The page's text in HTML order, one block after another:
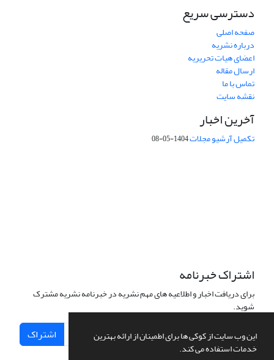
این وب سایت از کوکی ها برای اطمینان از ارائه بهترین
خدمات استفاده می کند.
دسترسی سریع
صفحه اصلی
درباره نشریه
اعضای هیات تحریریه
ارسال مقاله
تماس با ما
نقشه سایت
آخرین اخبار
تکمیل آرشیو مجلات1404-05-08
اشتراک خبرنامه
برای دریافت اخبار و اطلاعیه های مهم نشریه در خبرنامه نشریه مشترک
شوید.
اشتراک